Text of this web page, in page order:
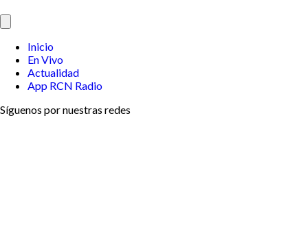
Inicio
En Vivo
Actualidad
App RCN Radio
Síguenos por nuestras redes